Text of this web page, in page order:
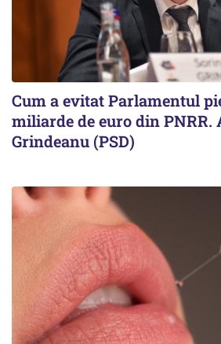
Cum a evitat Parlamentul
miliarde de euro din
Grindeanu (PSD)